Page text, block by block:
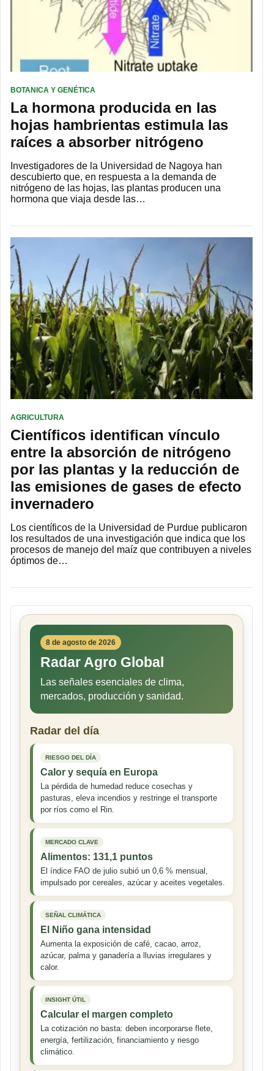
BOTANICA Y GENÉTICA
La hormona producida en las
hojas hambrientas estimula las
raíces a absorber nitrógeno
Investigadores de la Universidad de Nagoya han
descubierto que, en respuesta a la demanda de
nitrógeno de las hojas, las plantas producen una
hormona que viaja desde las…
AGRICULTURA
Científicos identifican vínculo
entre la absorción de nitrógeno
por las plantas y la reducción de
las emisiones de gases de efecto
invernadero
Los científicos de la Universidad de Purdue publicaron
los resultados de una investigación que indica que los
procesos de manejo del maíz que contribuyen a niveles
óptimos de…
8 de agosto de 2026
Radar Agro Global
Las señales esenciales de clima,
mercados, producción y sanidad.
Radar del día
RIESGO DEL DÍA
Calor y sequía en Europa
La pérdida de humedad reduce cosechas y
pasturas, eleva incendios y restringe el transporte
por ríos como el Rin.
MERCADO CLAVE
Alimentos: 131,1 puntos
El índice FAO de julio subió un 0,6 % mensual,
impulsado por cereales, azúcar y aceites vegetales.
SEÑAL CLIMÁTICA
El Niño gana intensidad
Aumenta la exposición de café, cacao, arroz,
azúcar, palma y ganadería a lluvias irregulares y
calor.
INSIGHT ÚTIL
Calcular el margen completo
La cotización no basta: deben incorporarse flete,
energía, fertilización, financiamiento y riesgo
climático.